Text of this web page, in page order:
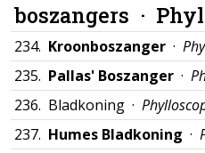
boszangers ·
234. Kroonboszanger ·
235. Pallas' Boszanger ·
236. Bladkoning ·
237. Humes Bladkoning ·